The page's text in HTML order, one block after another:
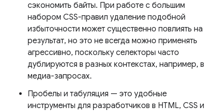
сэкономить байты. При работе с большим
набором CSS-правил удаление подобной
избыточности может существенно повлиять на
результат, но это не всегда можно применять
агрессивно, поскольку селекторы часто
дублируются в разных контекстах, например, в
медиа-запросах.
Пробелы и табуляция — это удобные
инструменты для разработчиков в HTML, CSS и